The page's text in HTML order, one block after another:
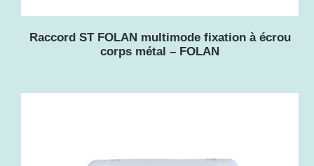
r
é
e
Raccord ST FOLAN multimode fixation à écrou
corps métal – FOLAN